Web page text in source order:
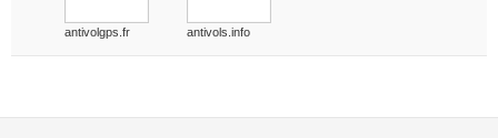
antivolgps.fr antivols.info